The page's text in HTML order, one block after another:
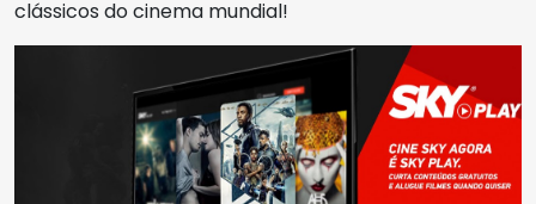
clássicos do cinema mundial!